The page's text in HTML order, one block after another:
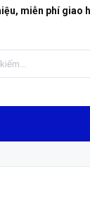
miễn phí giao